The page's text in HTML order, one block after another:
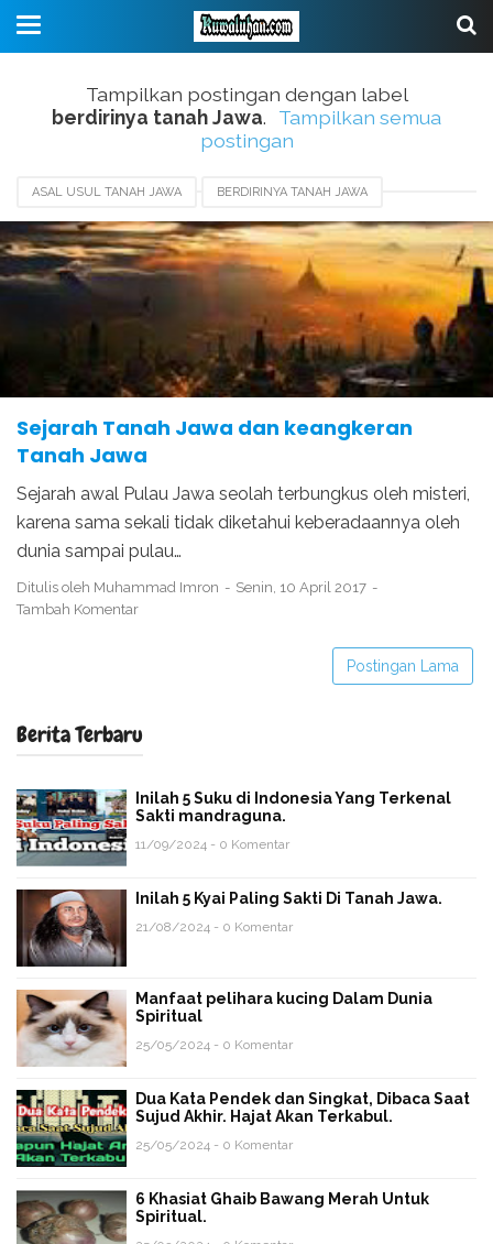
Tampilkan postingan dengan label
berdirinya tanah Jawa.
Tampilkan semua
postingan
ASAL USUL TANAH JAWA BERDIRINYA TANAH JAWA
KEANGKERAN TANAH JAWA
LEGENDA TANAH JAWA PENGUASA TANAH JAWA
Sejarah Tanah Jawa dan keangkeran
Tanah Jawa
Sejarah awal Pulau Jawa seolah terbungkus oleh misteri,
karena sama sekali tidak diketahui keberadaannya oleh
dunia sampai pulau…
Ditulis oleh Muhammad Imron
Senin, 10 April 2017
Tambah Komentar
Postingan Lama
Berita Terbaru
Inilah 5 Suku di Indonesia Yang Terkenal
Sakti mandraguna.
11/09/2024 - 0 Komentar
Inilah 5 Kyai Paling Sakti Di Tanah Jawa.
21/08/2024 - 0 Komentar
Manfaat pelihara kucing Dalam Dunia
Spiritual
25/05/2024 - 0 Komentar
Dua Kata Pendek dan Singkat, Dibaca Saat
Sujud Akhir. Hajat Akan Terkabul.
25/05/2024 - 0 Komentar
6 Khasiat Ghaib Bawang Merah Untuk
Spiritual.